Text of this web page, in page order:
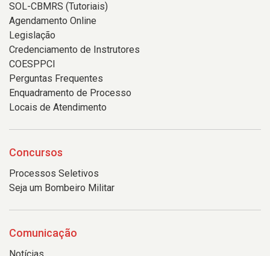
SOL-CBMRS (Tutoriais)
Agendamento Online
Legislação
Credenciamento de Instrutores
COESPPCI
Perguntas Frequentes
Enquadramento de Processo
Locais de Atendimento
Concursos
Processos Seletivos
Seja um Bombeiro Militar
Comunicação